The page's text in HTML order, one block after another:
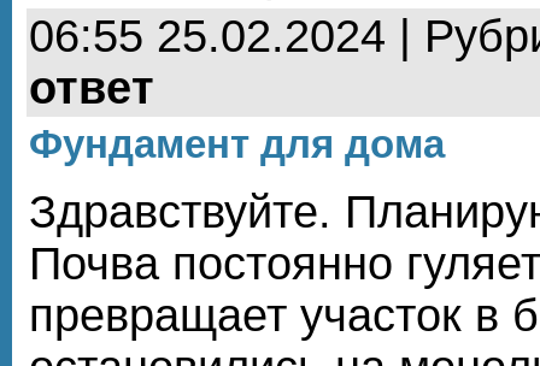
06:55 25.02.2024 |
ответ
Фундамент для дома
Здравствуйте.
Почва постоянно
превращает участок в